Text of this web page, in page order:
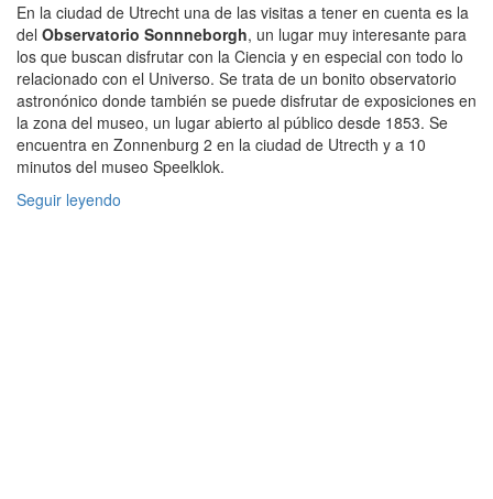
En la ciudad de Utrecht una de las visitas a tener en cuenta es la
del Observatorio Sonnneborgh, un lugar muy interesante para
los que buscan disfrutar con la Ciencia y en especial con todo lo
relacionado con el Universo. Se trata de un bonito observatorio
astronónico donde también se puede disfrutar de exposiciones en
la zona del museo, un lugar abierto al público desde 1853. Se
encuentra en Zonnenburg 2 en la ciudad de Utrecth y a 10
minutos del museo Speelklok.
Seguir leyendo